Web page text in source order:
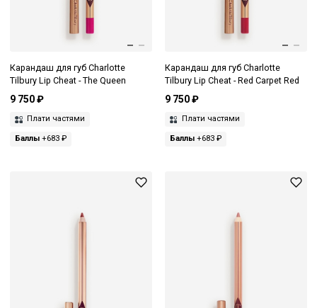
Карандаш для губ Charlotte
Tilbury Lip Cheat - The Queen
9 750 ₽
Плати частями
Баллы +683 ₽
Карандаш для губ Charlotte
Tilbury Lip Cheat - Red Carpet Red
9 750 ₽
Плати частями
Баллы+683 ₽